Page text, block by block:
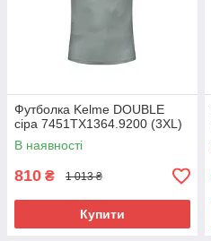
Футболка Kelme DOUBLE
сіра 7451TX1364.9200 (3XL)
В наявності
810 ₴ 1 013 ₴
Купити